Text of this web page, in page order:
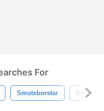
For
Smutsborstar